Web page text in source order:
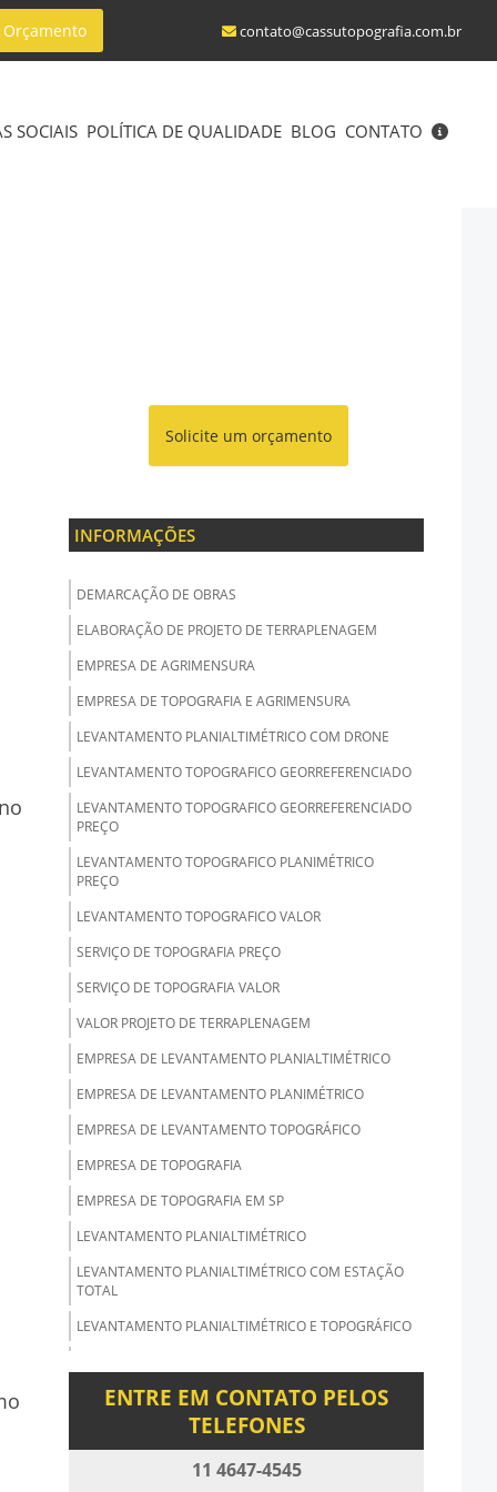
contato@cassutopografia.com.br
SOCIAIS POLÍTICA DE QUALIDADE BLOG CONTATO
Solicite um orçamento
INFORMAÇÕES
DEMARCAÇÃO DE OBRAS
ELABORAÇÃO DE PROJETO DE TERRAPLENAGEM
EMPRESA DE AGRIMENSURA
EMPRESA DE TOPOGRAFIA E AGRIMENSURA
LEVANTAMENTO PLANIALTIMÉTRICO COM DRONE
LEVANTAMENTO TOPOGRAFICO GEORREFERENCIADO
LEVANTAMENTO TOPOGRAFICO GEORREFERENCIADO
PREÇO
LEVANTAMENTO TOPOGRAFICO PLANIMÉTRICO
PREÇO
LEVANTAMENTO TOPOGRAFICO VALOR
SERVIÇO DE TOPOGRAFIA PREÇO
SERVIÇO DE TOPOGRAFIA VALOR
VALOR PROJETO DE TERRAPLENAGEM
EMPRESA DE LEVANTAMENTO PLANIALTIMÉTRICO
EMPRESA DE LEVANTAMENTO PLANIMÉTRICO
EMPRESA DE LEVANTAMENTO TOPOGRÁFICO
EMPRESA DE TOPOGRAFIA
EMPRESA DE TOPOGRAFIA EM SP
LEVANTAMENTO PLANIALTIMÉTRICO
LEVANTAMENTO PLANIALTIMÉTRICO COM ESTAÇÃO
TOTAL
LEVANTAMENTO PLANIALTIMÉTRICO E TOPOGRÁFICO
LEVANTAMENTO PLANIALTIMÉTRICO PARA
LEVANTAMENTO PLANIALTIMÉTRICO PREÇO
ENTRE EM CONTATO PELOS
TELEFONES
11 4647-4545